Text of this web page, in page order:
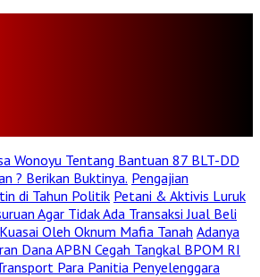
Wonoyu Tentang Bantuan 87 BLT-DD
? Berikan Buktinya. Pengajian
di Tahun Politik Petani & Aktivis Luruk
Agar Tidak Ada Transaksi Jual Beli
Oleh Oknum Mafia Tanah Adanya
Dana APBN Cegah Tangkal BPOM RI
Para Panitia Penyelenggara